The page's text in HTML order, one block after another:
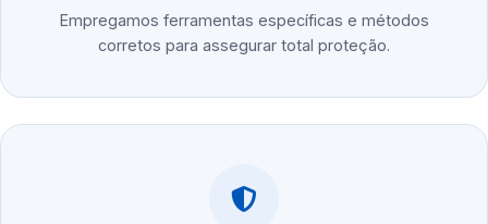
Empregamos ferramentas específicas e métodos
corretos para assegurar total proteção.